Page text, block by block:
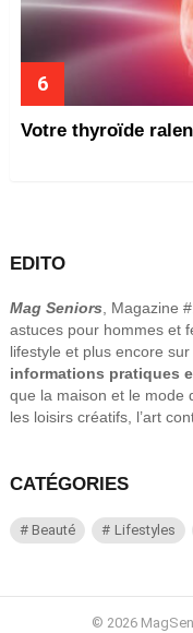
Votre thyroïde
EDITO
Mag Seniors, Magazine
astuces pour hommes et
lifestyle et plus encore
informations pratiques
que la maison et le mode
les loisirs créatifs, l’art
CATÉGORIES
Beauté Lifestyles
© 2026